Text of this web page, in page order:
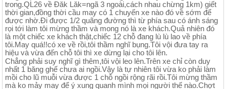
trong.QL26 về Đăk Lăk=ngã 3 ngoài,cách nhau chừng 1km) giết
thời gian,đồng thời cầu may có 1 chuyến xe nào đó về sớm để
được nhờ.Đi được 1/2 quãng đường thì từ phía sau có ánh sáng
rọi tới làm tôi mừng thầm và mong nó là xe khách.Quả nhiên đó
là một chiếc xe khách thật,chiếc 12 chỗ đang lù lù lao về phía
tôi.May quá!!có xe về rồi,tôi thầm nghĩ bụng.Tôi vội đưa tay ra
hiệu và vừa đến chỗ tôi thì xe dừng lại cho tôi lên.
Chẳng phải suy nghĩ gì thêm,tôi vội leo lên.Trên xe chỉ còn duy
nhất 1 băng ghế chưa ai ngồi.Vậy là tự nhiên tôi vừa ko phải làm
mồi cho lũ muỗi vừa được 1 chỗ ngồi rộng rãi rồi.Tôi mừng thầm
mà ko mảy may để ý xung quanh mình mọi người thế nào.Chợt